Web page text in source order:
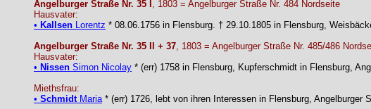
Angelburger Straße Nr. 35 I , 1803 = Angelburger Straße Nr. 484 Nordseite
Hausvater:
• Kallsen Lorentz * 08.06.1756 in Flensburg. † 29.10.1805 in Flensburg,
Angelburger Straße Nr. 35 II + 37, 1803 = Angelburger Straße Nr. 485/486
Hausvater:
• Nissen Simon Nicolay * (err) 1758 in Flensburg, Kupferschmidt in Flensburg,
Miethsfrau:
• SchmidtMaria* (err) 1726, lebt von ihren Interessen in Flensburg, Angelburger